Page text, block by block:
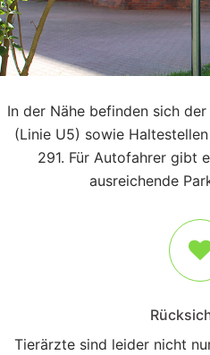
In der Nähe befinden sich
(Linie U5) sowie Haltestellen
291. Für Autofahrer gibt
ausreichende
Tierärzte sind leider nicht